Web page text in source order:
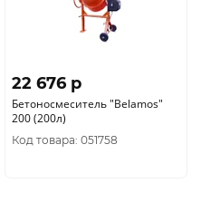
22 676 p
Бетоносмеситель "Belamos"
200 (200л)
Код товара: 051758